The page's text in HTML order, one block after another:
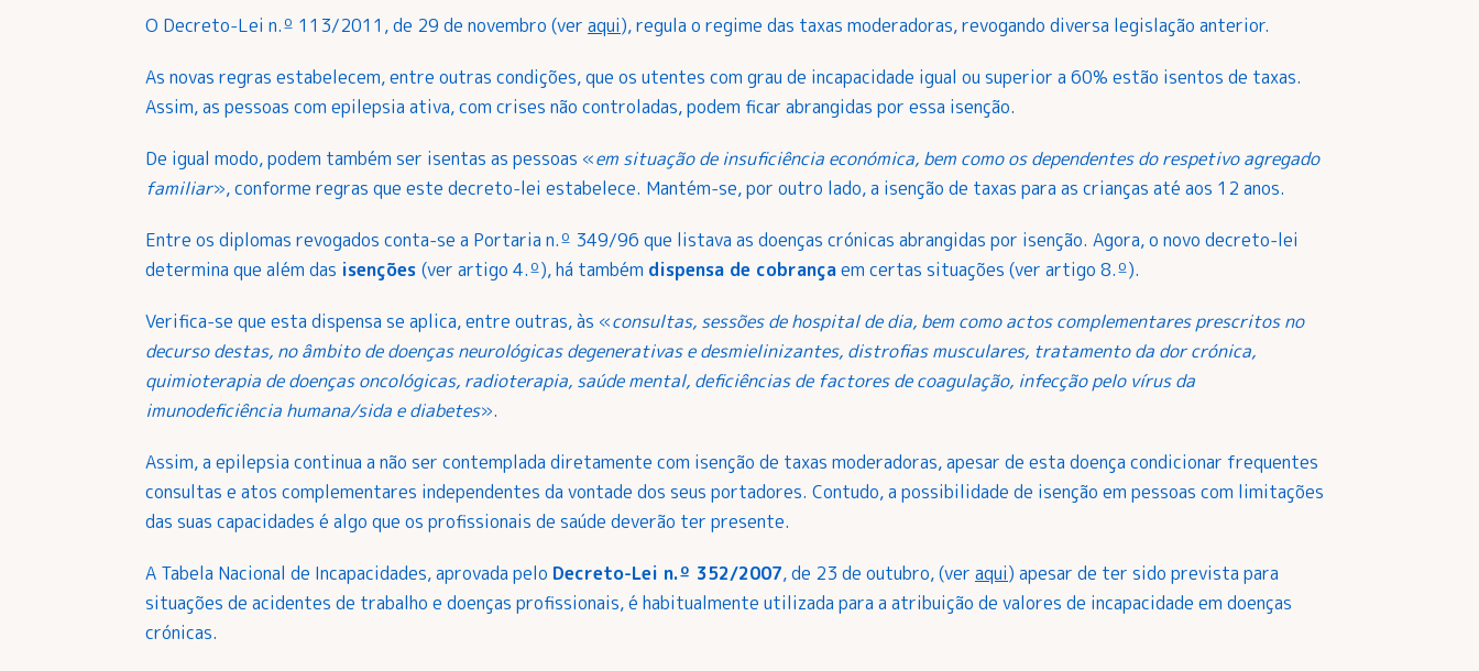
O Decreto-Lei n.º 113/2011, de 29 de novembro (ver aqui), regula o regime das taxas moderadoras, revogando diversa legislação anterior.
As novas regras estabelecem, entre outras condições, que os utentes com grau de incapacidade igual ou superior a 60% estão isentos de taxas.
Assim, as pessoas com epilepsia ativa, com crises não controladas, podem ficar abrangidas por essa isenção.
De igual modo, podem também ser isentas as pessoas «em situação de insuficiência económica, bem como os dependentes do respetivo agregado
familiar», conforme regras que este decreto-lei estabelece. Mantém-se, por outro lado, a isenção de taxas para as crianças até aos 12 anos.
Entre os diplomas revogados conta-se a Portaria n.º 349/96 que listava as doenças crónicas abrangidas por isenção. Agora, o novo decreto-lei
determina que além das isenções (ver artigo 4.º), há também dispensa de cobrançaem certas situações (ver artigo 8.º).
Verifica-se que esta dispensa se aplica, entre outras, às «consultas, sessões de hospital de dia, bem como actos complementares prescritos no
decurso destas, no âmbito de doenças neurológicas degenerativas e desmielinizantes, distrofias musculares, tratamento da dor crónica,
quimioterapia de doenças oncológicas, radioterapia, saúde mental, deficiências de factores de coagulação, infecção pelo vírus da
imunodeficiência humana/sida e diabetes».
Assim, a epilepsia continua a não ser contemplada diretamente com isenção de taxas moderadoras, apesar de esta doença condicionar frequentes
consultas e atos complementares independentes da vontade dos seus portadores. Contudo, a possibilidade de isenção em pessoas com limitações
das suas capacidades é algo que os profissionais de saúde deverão ter presente.
A Tabela Nacional de Incapacidades, aprovada pelo Decreto-Lei n.º 352/2007, de 23 de outubro, (ver aqui) apesar de ter sido prevista para
situações de acidentes de trabalho e doenças profissionais, é habitualmente utilizada para a atribuição de valores de incapacidade em doenças
crónicas.